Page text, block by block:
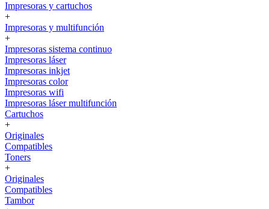
Impresoras y cartuchos
+
Impresoras y multifunción
+
Impresoras sistema continuo
Impresoras láser
Impresoras inkjet
Impresoras color
Impresoras wifi
Impresoras láser multifunción
Cartuchos
+
Originales
Compatibles
Toners
+
Originales
Compatibles
Tambor